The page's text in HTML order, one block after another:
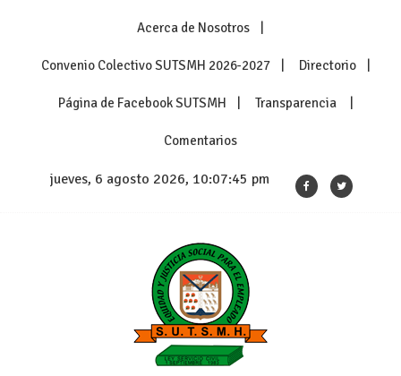
Acerca de Nosotros
Convenio Colectivo SUTSMH 2026-2027 Directorio
Página de Facebook SUTSMH Transparencia
Comentarios
jueves, 6 agosto 2026, 10:07:46 pm